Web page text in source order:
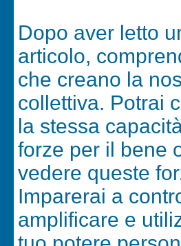
Dopo aver letto
articolo,
che creano la
collettiva. Potrai
la stessa
forze per il bene
vedere queste
Imparerai a
amplificare e